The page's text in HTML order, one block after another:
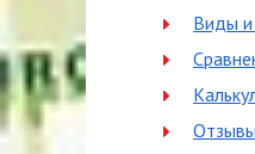
Виды и
Отзывы